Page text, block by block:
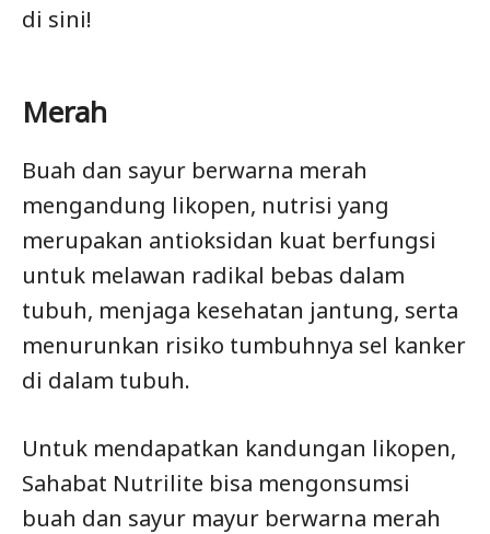
di sini!
Merah
Buah dan sayur berwarna merah
mengandung likopen, nutrisi yang
merupakan antioksidan kuat berfungsi
untuk melawan radikal bebas dalam
tubuh, menjaga kesehatan jantung, serta
menurunkan risiko tumbuhnya sel kanker
di dalam tubuh.
Untuk mendapatkan kandungan likopen,
Sahabat Nutrilite bisa mengonsumsi
buah dan sayur mayur berwarna merah